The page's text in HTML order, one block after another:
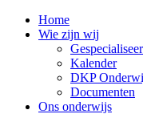
Home
Wie zijn wij
Kalender
DKP
Documenten
Ons onderwijs